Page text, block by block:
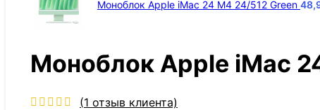
Моноблок Apple iMac 24 M4 24/512 Green
Моноблок Apple iMac
(1 отзыв клиента)